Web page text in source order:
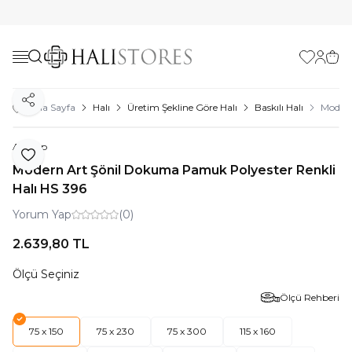
Favorilerim
Ana Sayfa Halı Üretim Şekline Göre Halı Baskılı Halı
Favoriye Ekle
Paylaş
Artloop
Modern Art Şönil Dokuma Pamuk Polyester Renkli
Halı HS 396
Yorum Yap (0)
2.639,80 TL
Ölçü Seçiniz
Ölçü Rehberi
75 x 150 75 x 230 75 x 300 115 x 160